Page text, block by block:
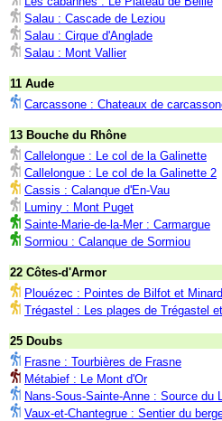
Salau : Cascade de Leziou
Salau : Cirque d'Anglade
Salau : Mont Vallier
11 Aude
Carcassone : Chateaux de
13 Bouche du Rhône
Callelongue : Le col de la Galinette
Callelongue : Le col de la Galinette 2
Cassis : Calanque d'En-Vau
Luminy : Mont Puget
Sainte-Marie-de-la-Mer : Carmargue
Sormiou : Calanque de Sormiou
22 Côtes-d'Armor
Plouézec : Pointes de Bilfot et Minard
Trégastel : Les plages de Trégastel
25 Doubs
Frasne : Tourbières de Frasne
Métabief : Le Mont d'Or
Nans-Sous-Sainte-Anne : Source du
Vaux-et-Chantegrue : Sentier du